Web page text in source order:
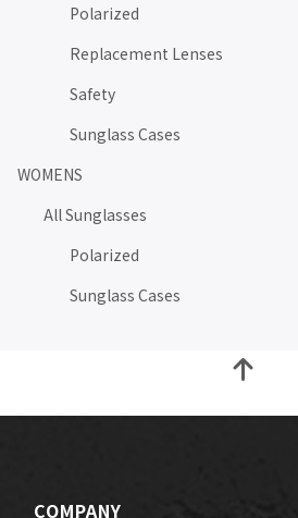
Polarized
Replacement Lenses
Safety
Sunglass Cases
WOMENS
All Sunglasses
Polarized
Sunglass Cases
COMPANY